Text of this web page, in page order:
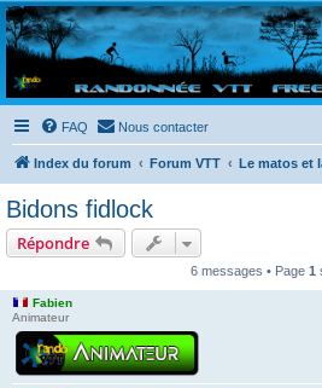
Randovttfree.fr
Bienvenue sur le site des randos vtt et pédestre de
et bonnes randos dans l'Ouest !
FAQ Nous contacter
Index du forum Forum VTT Le matos et
Bidons fidlock
Répondre
6 messages • Page 1
Fabien
Animateur